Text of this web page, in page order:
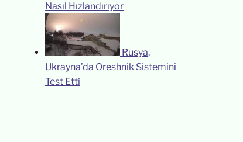
Nasıl Hızlandırıyor
Rusya,
Ukrayna’da Oreshnik Sistemini
Test Etti